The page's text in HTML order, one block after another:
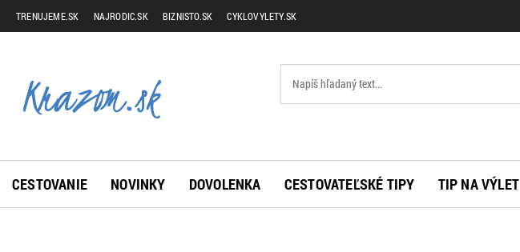
TRENUJEME.SK NAJRODIC.SK BIZNISTO.SK CYKLOVYLETY.SK
CESTOVANIE NOVINKY DOVOLENKA CESTOVATEĽSKÉ TIPY TIP NA VÝLET